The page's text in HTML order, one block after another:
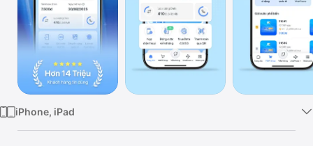
iPhone, iPad